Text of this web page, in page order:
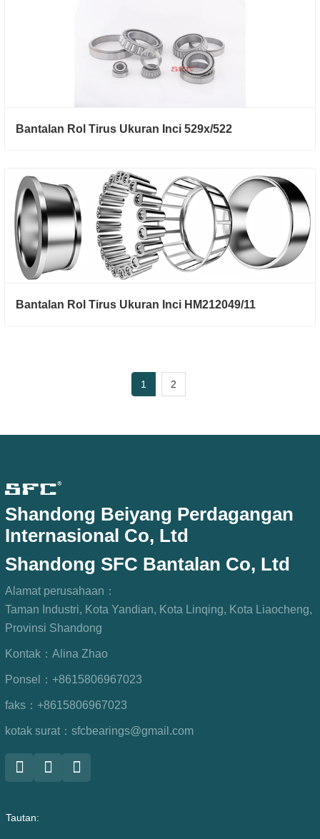
Bantalan Rol Tirus Ukuran Inci 529x/522
Bantalan Rol Tirus Ukuran Inci HM212049/11
1 2
Shandong Beiyang Perdagangan
Internasional Co, Ltd
Shandong SFC Bantalan Co, Ltd
Alamat perusahaan：
Taman Industri, Kota Yandian, Kota Linqing, Kota Liaocheng,
Provinsi Shandong
Kontak： Alina Zhao
Ponsel： +8615806967023
faks： +8615806967023
kotak surat： sfcbearings@gmail.com
Tautan: